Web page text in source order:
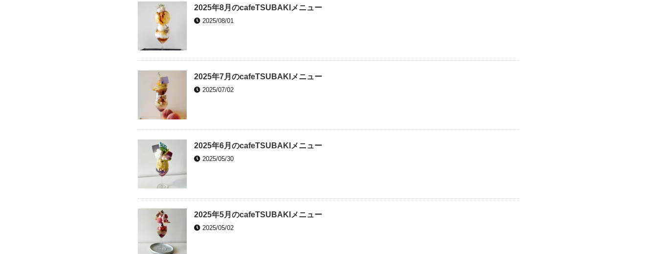
2025年8月のcafeTSUBAKIメニュー
2025/08/01
2025年7月のcafeTSUBAKIメニュー
2025/07/02
2025年6月のcafeTSUBAKIメニュー
2025/05/30
2025年5月のcafeTSUBAKIメニュー
2025/05/02